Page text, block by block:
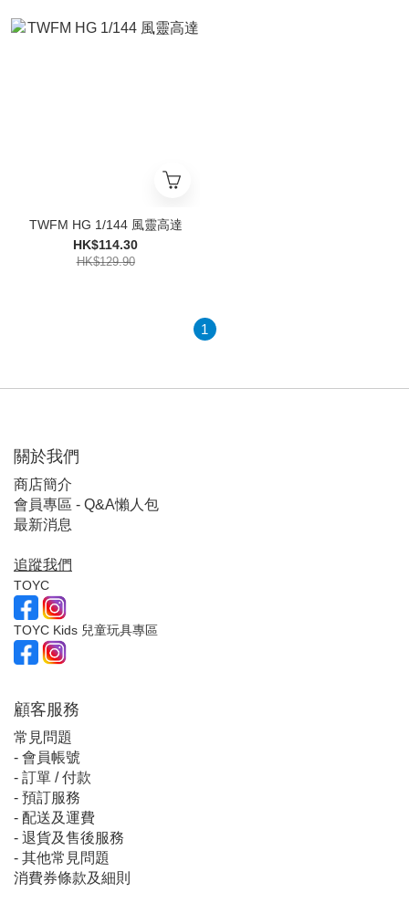
TWFM HG 1/144 風靈高達
HK$114.30
HK$129.90
1
關於我們
商店簡介
會員專區 - Q&A懶人包
最新消息
追蹤我們
TOYC
TOYC Kids 兒童玩具專區
顧客服務
常見問題
- 會員帳號
- 訂單 / 付款
- 預訂服務
- 配送及運費
- 退貨及售後服務
- 其他常見問題
消費券條款及細則